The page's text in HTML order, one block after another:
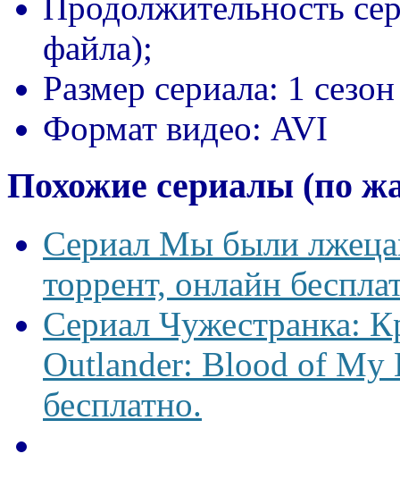
файла);
Размер сериала: 1
Формат видео: AVI
Похожие сериалы (по
Сериал Мы были
торрент, онлайн
Сериал Чужестранка:
Outlander: Blood of My
бесплатно.